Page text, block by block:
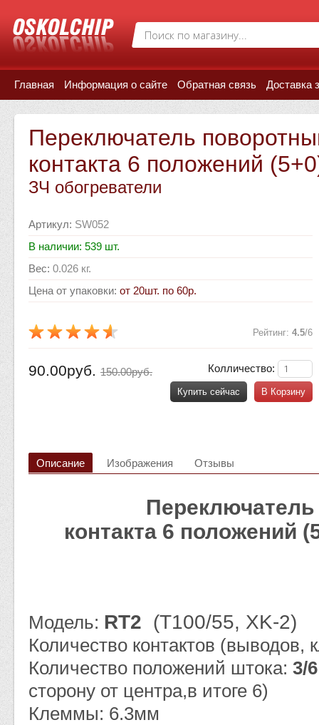
Главная Информация о сайте Обратная связь Доставка
Переключатель
контакта 6 положений
ЗЧ обогреватели
Артикул: SW052
В наличии: 539 шт.
Вес: 0.026 кг.
Цена от упаковки: от 20шт. по 60р.
Рейтинг: 4.5/6
Колличество:
В Корзину
Купить сейчас
90.00руб. 150.00руб.
Описание Изображения Отзывы
Переключатель
контакта 6 положений
Модель: RT2 (Т100/55, XK-2)
Количество контактов (выводов,
Количество положений штока: 3/
сторону от центра,в итоге 6)
Клеммы: 6.3мм